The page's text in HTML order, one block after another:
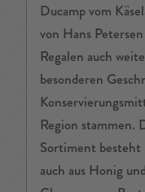
Ducamp vom
von Hans
Regalen auch
besonderen
Region stammen.
Sortiment besteht
auch aus Honig